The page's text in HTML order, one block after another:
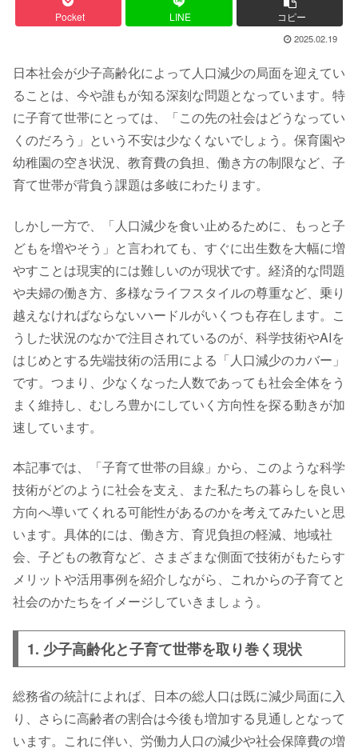
Pocket LINE コピー
2025.02.19
日本社会が少子高齢化によって人口減少の局面を迎えてい
ることは、今や誰もが知る深刻な問題となっています。特
に子育て世帯にとっては、「この先の社会はどうなってい
くのだろう」という不安は少なくないでしょう。保育園や
幼稚園の空き状況、教育費の負担、働き方の制限など、子
育て世帯が背負う課題は多岐にわたります。
しかし一方で、「人口減少を食い止めるために、もっと子
どもを増やそう」と言われても、すぐに出生数を大幅に増
やすことは現実的には難しいのが現状です。経済的な問題
や夫婦の働き方、多様なライフスタイルの尊重など、乗り
越えなければならないハードルがいくつも存在します。こ
うした状況のなかで注目されているのが、科学技術やAIを
はじめとする先端技術の活用による「人口減少のカバー」
です。つまり、少なくなった人数であっても社会全体をう
まく維持し、むしろ豊かにしていく方向性を探る動きが加
速しています。
本記事では、「子育て世帯の目線」から、このような科学
技術がどのように社会を支え、また私たちの暮らしを良い
方向へ導いてくれる可能性があるのかを考えてみたいと思
います。具体的には、働き方、育児負担の軽減、地域社
会、子どもの教育など、さまざまな側面で技術がもたらす
メリットや活用事例を紹介しながら、これからの子育てと
社会のかたちをイメージしていきましょう。
1. 少子高齢化と子育て世帯を取り巻く現状
総務省の統計によれば、日本の総人口は既に減少局面に入
り、さらに高齢者の割合は今後も増加する見通しとなって
います。これに伴い、労働力人口の減少や社会保障費の増